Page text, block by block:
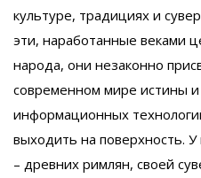
культуре, традициях и
эти, наработанные веками
народа, они незаконно
современном мире истины
информационных
выходить на поверхность. У
– древних римлян, своей